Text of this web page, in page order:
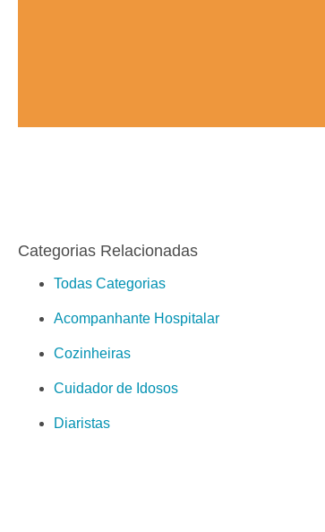
Categorias Relacionadas
Todas Categorias
Acompanhante Hospitalar
Cozinheiras
Cuidador de Idosos
Diaristas